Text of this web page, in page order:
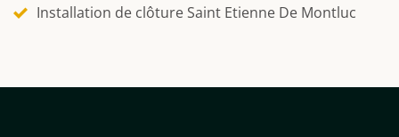
Installation de clôture Saint Etienne De Montluc